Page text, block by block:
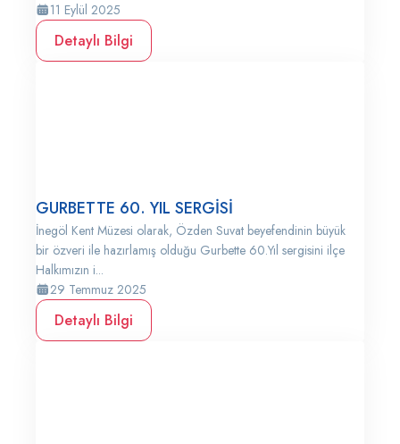
11 Eylül 2025
Detaylı Bilgi
GURBETTE 60. YIL SERGİSİ
İnegöl Kent Müzesi olarak, Özden Suvat beyefendinin büyük
bir özveri ile hazırlamış olduğu Gurbette 60.Yıl sergisini ilçe
Halkımızın i...
29 Temmuz 2025
Detaylı Bilgi